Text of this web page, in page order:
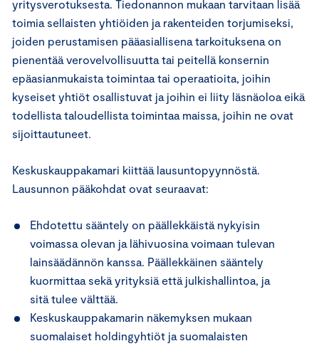
yritysverotuksesta. Tiedonannon mukaan tarvitaan lisää
toimia sellaisten yhtiöiden ja rakenteiden torjumiseksi,
joiden perustamisen pääasiallisena tarkoituksena on
pienentää verovelvollisuutta tai peitellä konsernin
epäasianmukaista toimintaa tai operaatioita, joihin
kyseiset yhtiöt osallistuvat ja joihin ei liity läsnäoloa eikä
todellista taloudellista toimintaa maissa, joihin ne ovat
sijoittautuneet.
Keskuskauppakamari kiittää lausuntopyynnöstä.
Lausunnon pääkohdat ovat seuraavat:
Ehdotettu sääntely on päällekkäistä nykyisin
voimassa olevan ja lähivuosina voimaan tulevan
lainsäädännön kanssa. Päällekkäinen sääntely
kuormittaa sekä yrityksiä että julkishallintoa, ja
sitä tulee välttää.
Keskuskauppakamarin näkemyksen mukaan
suomalaiset holdingyhtiöt ja suomalaisten